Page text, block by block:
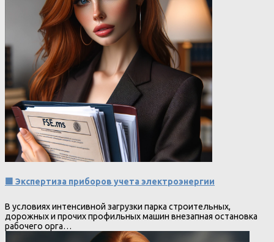
🟩 Экспертиза приборов учета электроэнергии
В условиях интенсивной загрузки парка строительных,
дорожных и прочих профильных машин внезапная остановка
рабочего орга…